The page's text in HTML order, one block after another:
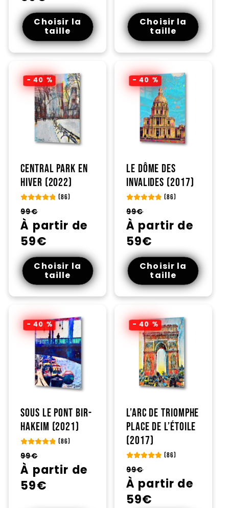
Choisir la
taille
Choisir la
taille
- 40 %
Central Park en
hiver (2022)
(86)
Prix
habituel
99€
promotionnel
À partir de
59€
Choisir la
taille
- 40 %
Le dôme des
invalides (2017)
(86)
Prix
habituel
99€
promotionnel
À partir de
59€
Choisir la
taille
- 40 %
Sous le pont Bir-
Hakeim (2021)
(86)
Prix
habituel
99€
promotionnel
À partir de
59€
- 40 %
L’arc de triomphe
place de L’étoile
(2017)
(86)
Prix
habituel
99€
promotionnel
À partir de
59€